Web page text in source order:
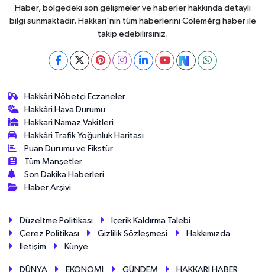
Haber, bölgedeki son gelişmeler ve haberler hakkında detaylı
bilgi sunmaktadır. Hakkari'nin tüm haberlerini Colemérg haber ile
takip edebilirsiniz.
Hakkâri Nöbetçi Eczaneler
Hakkâri Hava Durumu
Hakkari Namaz Vakitleri
Hakkâri Trafik Yoğunluk Haritası
Puan Durumu ve Fikstür
Tüm Manşetler
Son Dakika Haberleri
Haber Arşivi
Düzeltme Politikası
İçerik Kaldırma Talebi
Çerez Politikası
Gizlilik Sözleşmesi
Hakkımızda
İletişim
Künye
DÜNYA EKONOMİ GÜNDEM
HAKKARİ HABER